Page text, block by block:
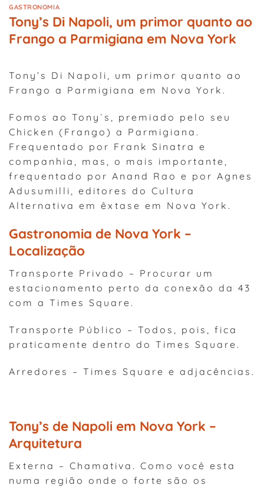
GASTRONOMIA
Tony’s Di Napoli, um primor quanto ao
Frango a Parmigiana em Nova York
Tony’s Di Napoli, um primor quanto ao
Frango a Parmigiana em Nova York.
Fomos ao Tony`s, premiado pelo seu
Chicken (Frango) a Parmigiana.
Frequentado por Frank Sinatra e
companhia, mas, o mais importante,
frequentado por Anand Rao e por Agnes
Adusumilli, editores do Cultura
Alternativa em êxtase em Nova York.
Gastronomia de Nova York –
Localização
Transporte Privado – Procurar um
estacionamento perto da conexão da 43
com a Times Square.
Transporte Público – Todos, pois, fica
praticamente dentro do Times Square.
Arredores – Times Square e adjacências.
Tony’s de Napoli em Nova York –
Arquitetura
Externa – Chamativa. Como você esta
numa região onde o forte são os